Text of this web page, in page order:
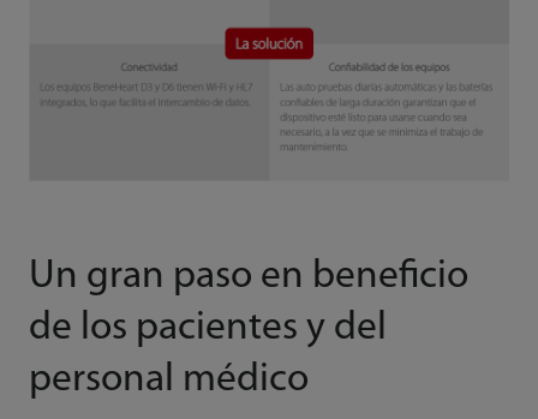
Un gran paso en beneficio
de los pacientes y del
personal médico